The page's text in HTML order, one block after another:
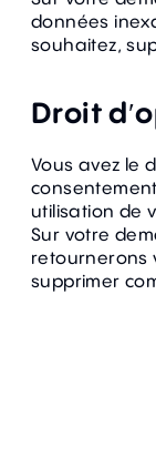
données
souhaitez,
Droit
Vous avez le
utilisation de
Sur votre
retournerons
supprimer